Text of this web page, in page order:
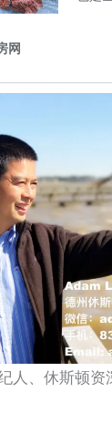
人、休斯顿资